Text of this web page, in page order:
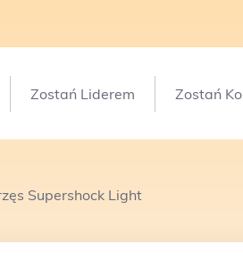
Zostań Liderem Zostań
Supershock Light